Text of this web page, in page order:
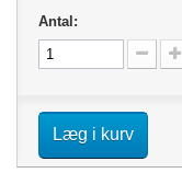
Antal:
Læg i kurv